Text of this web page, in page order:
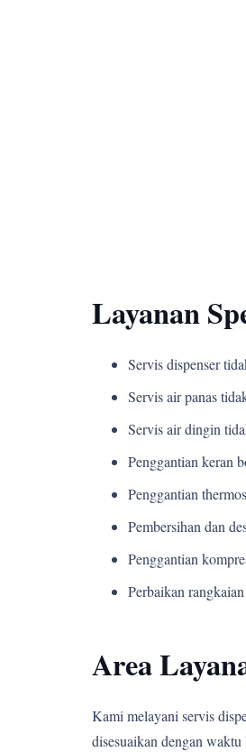
Layanan
Servis dispenser
Servis air panas
Servis air dingin
Penggantian keran
Penggantian
Pembersihan dan
Penggantian
Perbaikan
Area
Kami melayani servis
disesuaikan dengan